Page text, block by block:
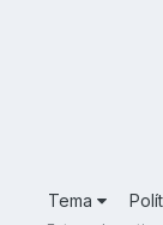
Tema